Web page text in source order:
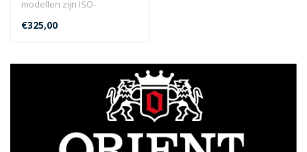
modellen zijn ISO-
standaard
luchtduikershorloges van
€325,00